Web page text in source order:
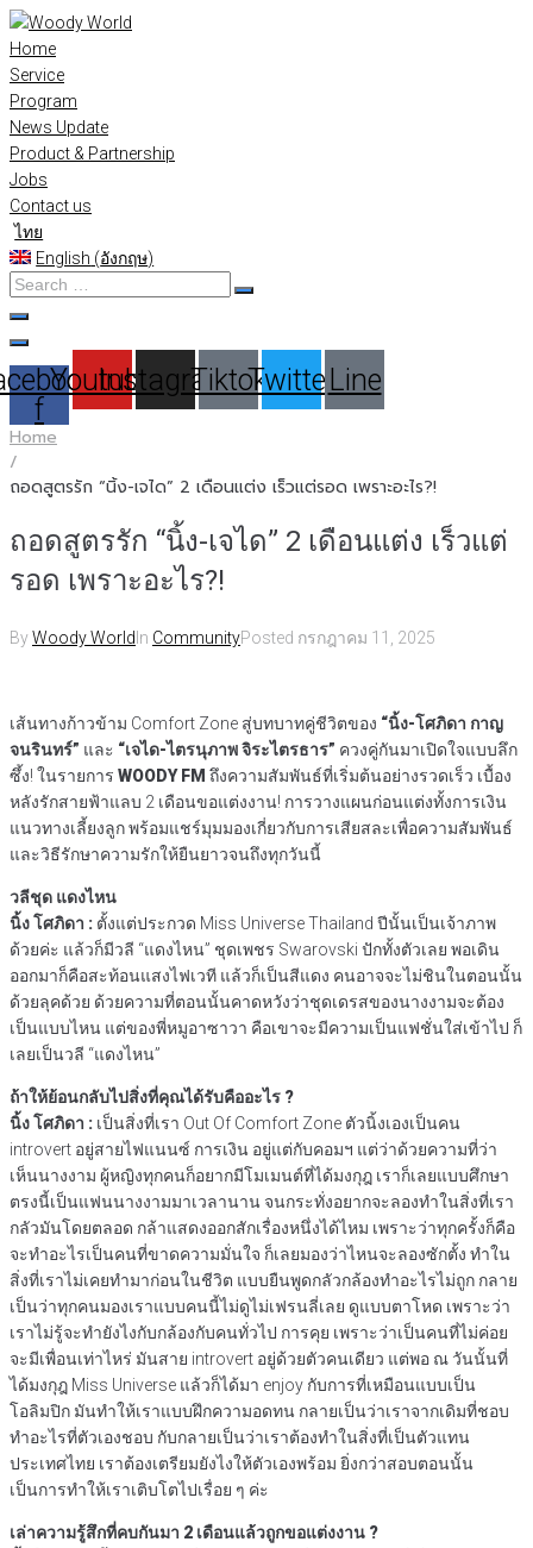
Skip
to
content
Home
Service
Program
News Update
Product & Partnership
Jobs
Contact us
ไทย
English (อังกฤษ)
Search
…
f
Youtube
Instagram
TiktokTwitterLine
Home
/
ถอดสูตรรัก “นิ้ง-เจได” 2 เดือนแต่ง เร็วแต่รอด เพราะอะไร?!
ถอดสูตรรัก “นิ้ง-เจได” 2 เดือนแต่ง เร็วแต่
รอด เพราะอะไร?!
ByWoody World In CommunityPosted กรกฎาคม 11, 2025
เส้นทางก้าวข้าม Comfort Zone สู่บทบาทคู่ชีวิตของ “นิ้ง-โศภิดา กาญ
จนรินทร์” และ “เจได-ไตรนุภาพ จิระไตรธาร” ควงคู่กันมาเปิดใจแบบลึก
ซึ้ง! ในรายการ WOODY FM ถึงความสัมพันธ์ที่เริ่มต้นอย่างรวดเร็ว เบื้อง
หลังรักสายฟ้าแลบ 2 เดือนขอแต่งงาน! การวางแผนก่อนแต่งทั้งการเงิน
แนวทางเลี้ยงลูก พร้อมแชร์มุมมองเกี่ยวกับการเสียสละเพื่อความสัมพันธ์
และวิธีรักษาความรักให้ยืนยาวจนถึงทุกวันนี้
วลีชุด แดงไหน
นิ้ง โศภิดา : ตั้งแต่ประกวด Miss Universe Thailand ปีนั้นเป็นเจ้าภาพ
ด้วยค่ะ แล้วก็มีวลี “แดงไหน” ชุดเพชร Swarovski ปักทั้งตัวเลย พอเดิน
ออกมาก็คือสะท้อนแสงไฟเวที แล้วก็เป็นสีแดง คนอาจจะไม่ชินในตอนนั้น
ด้วยลุคด้วย ด้วยความที่ตอนนั้นคาดหวังว่าชุดเดรสของนางงามจะต้อง
เป็นแบบไหน แต่ของพี่หมูอาซาวา คือเขาจะมีความเป็นแฟชั่นใส่เข้าไป ก็
เลยเป็นวลี “แดงไหน”
ถ้าให้ย้อนกลับไปสิ่งที่คุณได้รับคืออะไร ?
นิ้ง โศภิดา : เป็นสิ่งที่เรา Out Of Comfort Zone ตัวนิ้งเองเป็นคน
introvert อยู่สายไฟแนนซ์ การเงิน อยู่แต่กับคอมฯ แต่ว่าด้วยความที่ว่า
เห็นนางงาม ผู้หญิงทุกคนก็อยากมีโมเมนต์ที่ได้มงกุฎ เราก็เลยแบบศึกษา
ตรงนี้เป็นแฟนนางงามมาเวลานาน จนกระทั่งอยากจะลองทำในสิ่งที่เรา
กลัวมันโดยตลอด กล้าแสดงออกสักเรื่องหนึ่งได้ไหม เพราะว่าทุกครั้งก็คือ
จะทำอะไรเป็นคนที่ขาดความมั่นใจ ก็เลยมองว่าไหนจะลองซักตั้ง ทำใน
สิ่งที่เราไม่เคยทำมาก่อนในชีวิต แบบยืนพูดกลัวกล้องทำอะไรไม่ถูก กลาย
เป็นว่าทุกคนมองเราแบบคนนี้ไม่ดูไม่เฟรนลี่เลย ดูแบบตาโหด เพราะว่า
เราไม่รู้จะทำยังไงกับกล้องกับคนทั่วไป การคุย เพราะว่าเป็นคนที่ไม่ค่อย
จะมีเพื่อนเท่าไหร่ มันสาย introvert อยู่ด้วยตัวคนเดียว แต่พอ ณ วันนั้นที่
ได้มงกุฎ Miss Universe แล้วก็ได้มา enjoy กับการที่เหมือนแบบเป็น
โอลิมปิก มันทำให้เราแบบฝึกความอดทน กลายเป็นว่าเราจากเดิมที่ชอบ
ทำอะไรที่ตัวเองชอบ กับกลายเป็นว่าเราต้องทำในสิ่งที่เป็นตัวแทน
ประเทศไทย เราต้องเตรียมยังไงให้ตัวเองพร้อม ยิ่งกว่าสอบตอนนั้น
เป็นการทำให้เราเติบโตไปเรื่อย ๆ ค่ะ
เล่าความรู้สึกที่คบกันมา 2 เดือนแล้วถูกขอแต่งงาน ?